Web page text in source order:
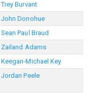
Trey Burvant
John Donohue
Sean Paul Braud
Zailand Adams
Keegan-Michael Key
Jordan Peele